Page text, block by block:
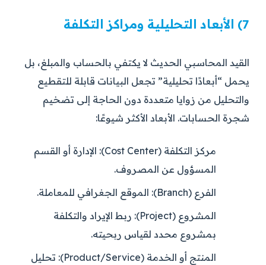
7) الأبعاد التحليلية ومراكز التكلفة
القيد المحاسبي الحديث لا يكتفي بالحساب والمبلغ، بل
يحمل “أبعادًا تحليلية” تجعل البيانات قابلة للتقطيع
والتحليل من زوايا متعددة دون الحاجة إلى تضخيم
شجرة الحسابات. الأبعاد الأكثر شيوعًا:
مركز التكلفة (Cost Center):
الإدارة أو القسم
المسؤول عن المصروف.
الفرع (Branch):
الموقع الجغرافي للمعاملة.
المشروع (Project):
ربط الإيراد والتكلفة
بمشروع محدد لقياس ربحيته.
المنتج أو الخدمة (Product/Service):
تحليل